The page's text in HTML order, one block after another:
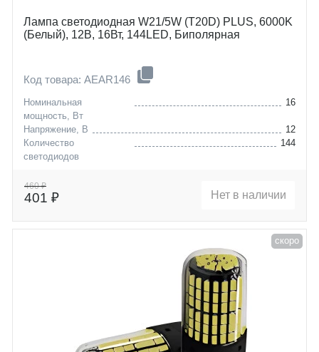
Лампа светодиодная W21/5W (T20D) PLUS, 6000K
(Белый), 12В, 16Вт, 144LED, Биполярная
Код товара: AEAR146
Номинальная
мощность, Вт
16
Напряжение, В
12
Количество
светодиодов
144
460 ₽
401 ₽ Нет в наличии
скоро